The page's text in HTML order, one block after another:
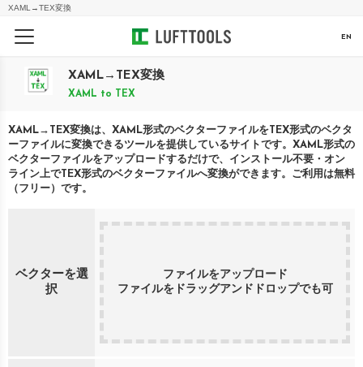
XAML →TEX変換
EN
XAML → TEX変換
XAML to TEX
XAML→ TEX変換は、 XAML形式のベクターファイルをTEX形式のベクタ
ーファイルに変換できるツールを提供しているサイトです。 XAML形式の
ベクターファイルをアップロードするだけで、インストール不要・オン
ライン上でTEX形式のベクターファイルへ変換ができます。ご利用は無料
（フリー）です。
ベクターを選
択
ファイルをアップロード
ファイルをドラッグアンドドロップでも可